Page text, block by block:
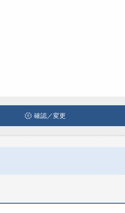
第二新卒から50代・60代以上の方の
てみてくださいね。
確認／変更